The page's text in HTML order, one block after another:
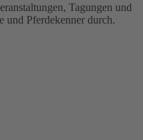
Tagungen und
und Pferde­kenner durch.